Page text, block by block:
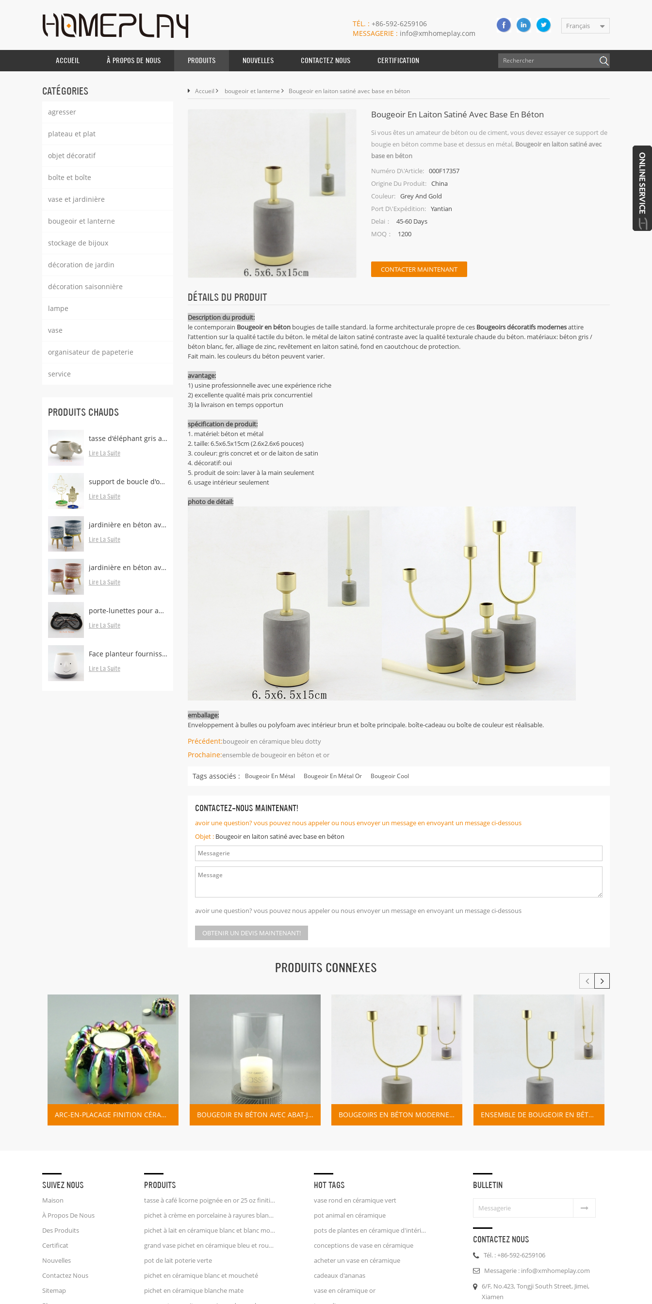
Français
TÉL. : +86-592-6259106
MESSAGERIE : info@xmhomeplay.com
ACCUEIL À PROPOS DE NOUS PRODUITS NOUVELLES CONTACTEZ NOUS CERTIFICATION
CATÉGORIES
agresser
plateau et plat
objet décoratif
boîte et boîte
vase et jardinière
bougeoir et lanterne
stockage de bijoux
décoration de jardin
décoration saisonnière
lampe
vase
organisateur de papeterie
service
PRODUITS CHAUDS
tasse d'éléphant gris avec support de sachet de thé
Lire La Suite
support de boucle d'oreille en laiton avec plateau
Lire La Suite
jardinière en béton avec pieds en bois
Lire La Suite
jardinière en béton avec pieds boisés à vendre
Lire La Suite
porte-lunettes pour animaux
Lire La Suite
Face planteur fournisseurs et fabricants
Lire La Suite
Accueil bougeoir et lanterne Bougeoir en laiton satiné avec base en béton
Bougeoir En Laiton Satiné Avec Base En Béton
Si vous êtes un amateur de béton ou de ciment, vous devez essayer ce support de
bougie en béton comme base et dessus en métal, Bougeoir en laiton satiné avec
base en béton
Numéro D\'article: 000F17357
Origine Du Produit: China
Couleur: Grey And Gold
Port D\'expédition: Yantian
Delai：
45-60 Days
MOQ：
1200
CONTACTER MAINTENANT
DÉTAILS DU PRODUIT
Description du produit:
le contemporain Bougeoir en béton bougies de taille standard. la forme architecturale propre de ces Bougeoirs décoratifs modernesattire
l'attention sur la qualité tactile du béton. le métal de laiton satiné contraste avec la qualité texturale chaude du béton. matériaux: béton gris /
béton blanc, fer, alliage de zinc, revêtement en laiton satiné, fond en caoutchouc de protection.
Fait main. les couleurs du béton peuvent varier.
avantage:
1) usine professionnelle avec une expérience riche
2) excellente qualité mais prix concurrentiel
3) la livraison en temps opportun
spécification de produit:
1. matériel: béton et métal
2. taille: 6.5x6.5x15cm (2.6x2.6x6 pouces)
3. couleur: gris concret et or de laiton de satin
4. décoratif: oui
5. produit de soin: laver à la main seulement
6. usage intérieur seulement
photo de détail:
emballage:
Enveloppement à bulles ou polyfoam avec intérieur brun et boîte principale. boîte-cadeau ou boîte de couleur est réalisable.
Précédent:bougeoir en céramique bleu dotty
Prochaine:ensemble de bougeoir en béton et or
Tags associés : Bougeoir En Métal Bougeoir En Métal Or Bougeoir Cool
CONTACTEZ-NOUS MAINTENANT!
avoir une question? vous pouvez nous appeler ou nous envoyer un message en envoyant un message ci-dessous
Objet : Bougeoir en laiton satiné avec base en béton
avoir une question? vous pouvez nous appeler ou nous envoyer un message en envoyant un message ci-dessous
OBTENIR UN DEVIS MAINTENANT!
PRODUITS CONNEXES
ARC-EN-PLACAGE FINITION CÉRAMIQUE BOUGEOIR BOUGEOIR EN BÉTON AVEC ABAT-JOUR EN VERRE ET LIGNE PEINTE EN BLANC BOUGEOIRS EN BÉTON MODERNES DIY ENSEMBLE DE BOUGEOIR EN BÉTON ET OR
SUIVEZ NOUS
Maison
À Propos De Nous
Des Produits
Certificat
Nouvelles
Contactez Nous
Sitemap
PRODUITS
tasse à café licorne poignée en or 25 oz finition estampée
pichet à crème en porcelaine à rayures blanches et bleues pichet à eau
pichet à lait en céramique blanc et blanc moucheté
grand vase pichet en céramique bleu et rouge
pot de lait poterie verte
pichet en céramique blanc et moucheté
pichet en céramique blanche mate
HOT TAGS
vase rond en céramique vert
pot animal en céramique
pots de plantes en céramique d'intérieur
conceptions de vase en céramique
acheter un vase en céramique
cadeaux d'ananas
vase en céramique or
BULLETIN
CONTACTEZ NOUS
Tél. : +86-592-6259106
Messagerie : info@xmhomeplay.com
6/F, No.423, Tongji South Street, Jimei,
Xiamen